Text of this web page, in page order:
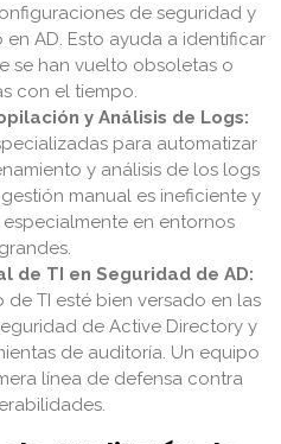
de seguridad y
AD. Esto ayuda a identificar
se han vuelto obsoletas o
con el tiempo.
y Análisis de Logs:
para automatizar
y análisis de los logs
manual es ineficiente y
en entornos
grandes.
de TI en Seguridad de AD:
TI esté bien versado en las
de Active Directory y
de auditoría. Un equipo
línea de defensa contra